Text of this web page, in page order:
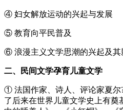
④ 妇女解放运动的兴起与发展
⑤ 教育向平民普及
⑥ 浪漫主义文学思潮的兴起及其
二、民间文学孕育儿童文学
① 法国作家、诗人、评论家夏尔
了后来在世界儿童文学史上有